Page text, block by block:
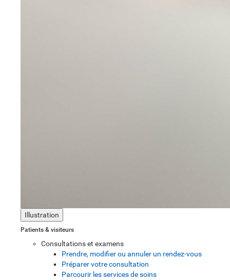
Illustration
Patients & visiteurs
Consultations et examens
Prendre, modifier ou annuler un rendez-vous
Préparer votre consultation
Parcourir les services de soins